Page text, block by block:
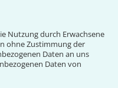
Nutzung durch Erwachsene
ohne Zustimmung der
Daten an uns
Daten von